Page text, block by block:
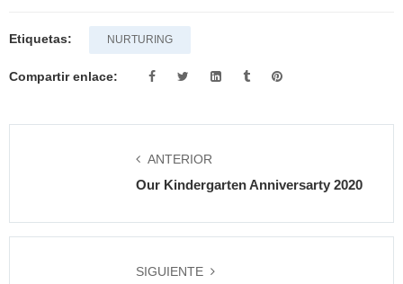
Etiquetas: NURTURING
Compartir enlace:
ANTERIOR
Our Kindergarten Anniversarty 2020
SIGUIENTE